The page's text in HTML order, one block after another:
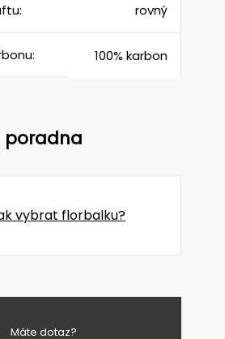
rovný
100% karbon
poradna
vybrat florbalku?
Máte dotaz?